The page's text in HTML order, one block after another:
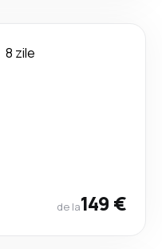
8 zile
de la149 €